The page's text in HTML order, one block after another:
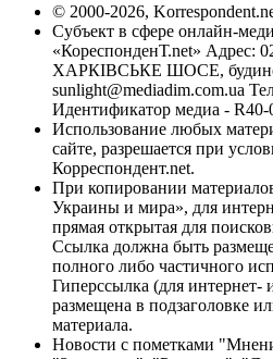
© 2000-2026,
Субъект в сфере онлайн-
«КореспонденТ.net» Адрес:
ХАРКІВСЬКЕ ШОСЕ,
sunlight@mediadim.com.ua
Идентификатор медиа - R40-
Использование любых
сайте, разрешается при
Корреспондент.net.
При копировании
Украины и мира», для
прямая открытая для
Ссылка должна быть
полного либо частичного
Гиперссылка (для интернет-
размещена в подзаголовке
материала.
Новости с пометками